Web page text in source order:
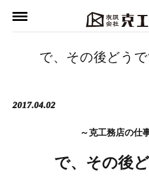
で、その後どう
2017.04.02
～克工務店の仕
で、その後